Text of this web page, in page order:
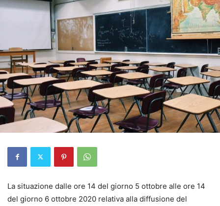
La situazione dalle ore 14 del giorno 5 ottobre alle ore 14
del giorno 6 ottobre 2020 relativa alla diffusione del